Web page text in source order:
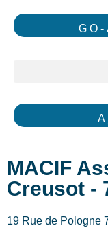
MACIF
Creusot -
19 Rue de Pologne